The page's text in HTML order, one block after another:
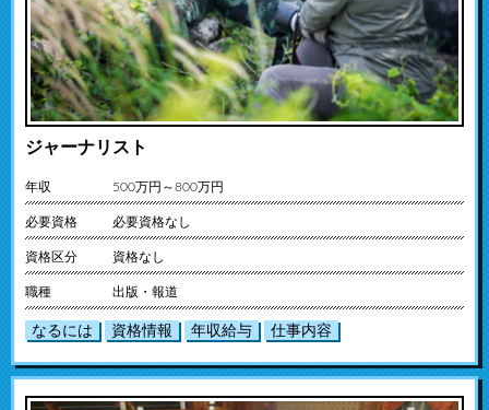
ジャーナリスト
年収 500万円～800万円
必要資格 必要資格なし
資格区分 資格なし
職種 出版・報道
なるには 資格情報 年収給与 仕事内容